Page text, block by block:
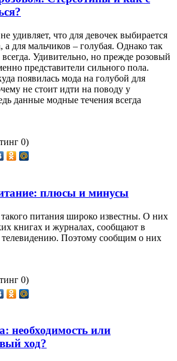
удивляет, что для девочек выбирается
а для мальчиков – голубая. Однако так
Удивительно, но прежде розовый
представители сильного пола.
появилась мода на голубой для
не стоит идти на поводу у
данные модные течения всегда
0)
плюсы и минусы
питания широко известны. О них
книгах и журналах, сообщают в
телевидению. Поэтому сообщим о них
0)
необходимость или
ход?